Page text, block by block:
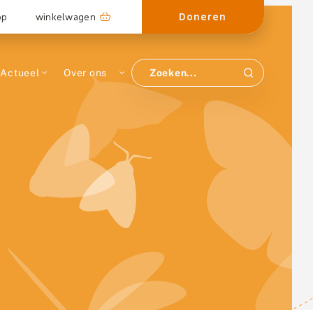
winkelwagen Doneren
Actueel Over ons